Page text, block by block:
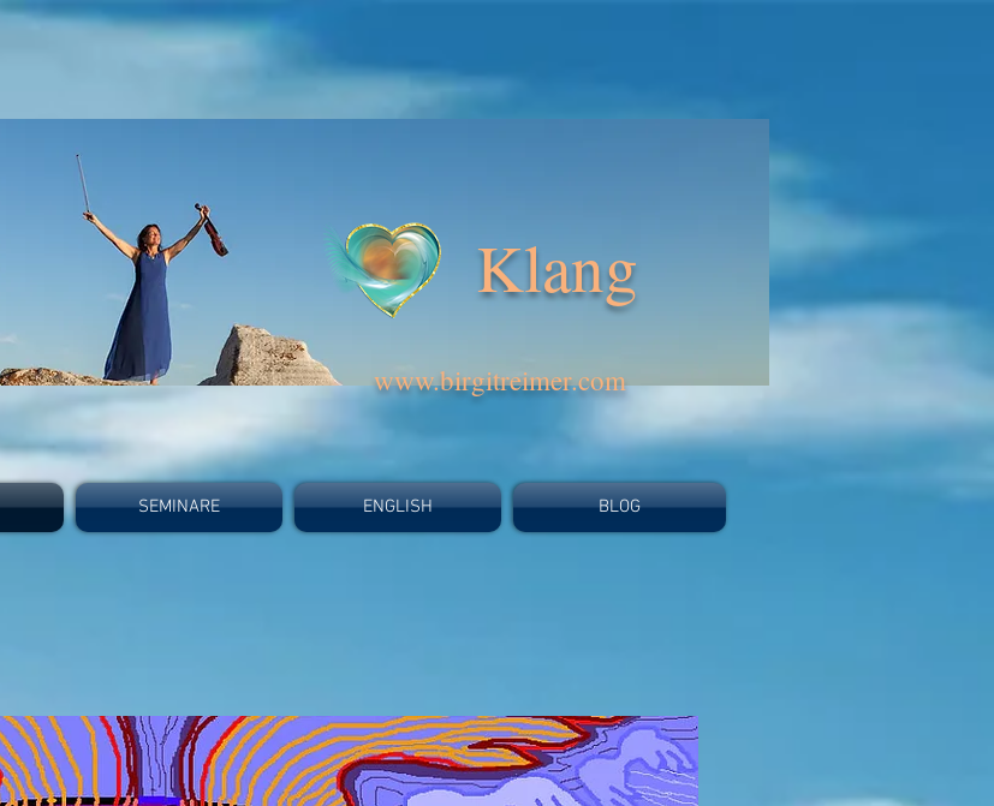
Klang
www.birgitreimer.com
SEMINARE ENGLISH BLOG